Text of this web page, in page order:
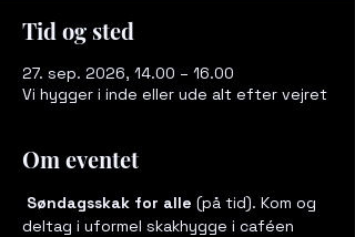
Tid og sted
27. sep. 2026, 14.00 – 16.00
Vi hygger i inde eller ude alt efter vejret
Om eventet
Søndagsskak for alle (på tid). Kom og
deltag i uformel skakhygge i caféen